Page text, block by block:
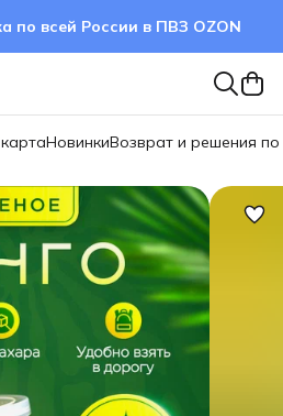
по всей России в ПВЗ OZON
НовинкиВозврат и решения по